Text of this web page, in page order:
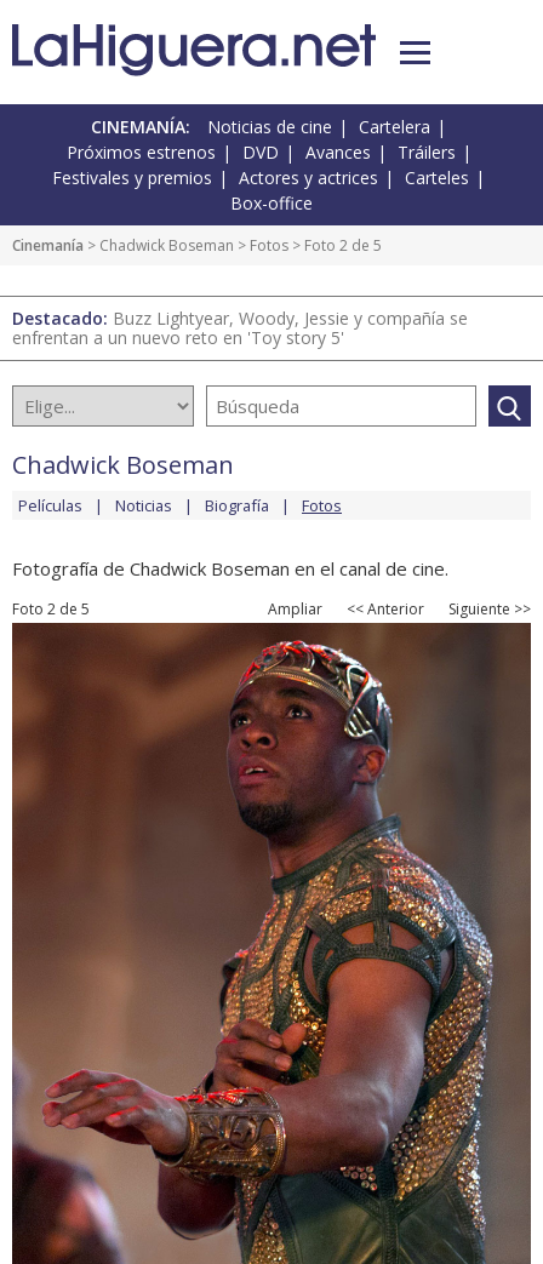
CINEMANÍA: Noticias de cine
Cartelera
Próximos estrenos
DVD Avances
Tráilers
Festivales y premios
Actores y actrices
Carteles
Box-office
Cinemanía > Chadwick Boseman > Fotos > Foto 2 de 5
Destacado: Buzz Lightyear, Woody, Jessie y compañía se
enfrentan a un nuevo reto en 'Toy story 5'
Chadwick Boseman
Películas Noticias Biografía Fotos
Fotografía de Chadwick Boseman en el canal de cine.
Foto 2 de 5 Ampliar << Anterior Siguiente >>